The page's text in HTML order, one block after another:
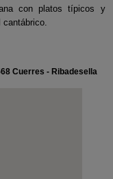
con platos típicos y
cantábrico.
Cuerres - Ribadesella